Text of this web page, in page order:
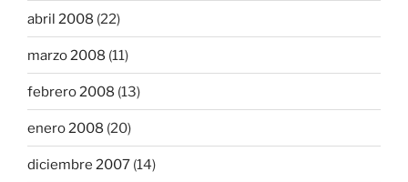
abril 2008 (22)
marzo 2008 (11)
febrero 2008 (13)
enero 2008 (20)
diciembre 2007 (14)